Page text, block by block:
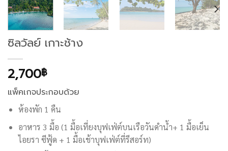
ซิลวัลย์ เกาะช้าง
2,700฿
แพ็คเกจประกอบด้วย
ห้องพัก 1 คืน
อาหาร 3 มื้อ (1 มื้อเที่ยงบุฟเฟ่ต์บนเรือวันดำน้ำ+ 1 มื้อเย็น
ไอยรา ซีฟู้ด + 1 มื้อเช้าบุฟเฟ่ต์ที่รีสอร์ท)